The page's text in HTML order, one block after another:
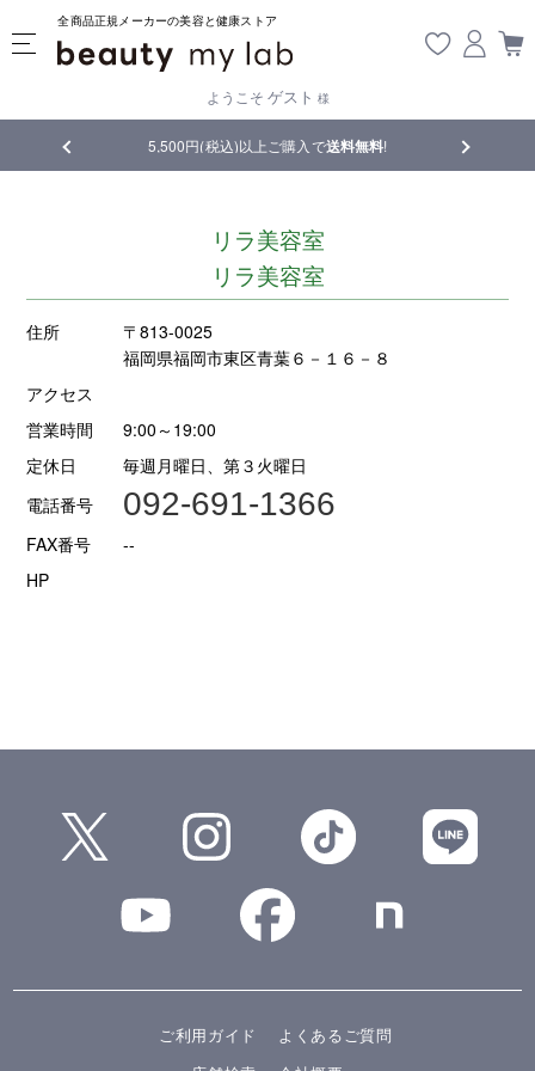
全商品正規メーカーの美容と健康ストア
ようこそ ゲスト 様
5,500円(税込)以上ご購入で送料無料! 【重要】
リラ美容室
リラ美容室
住所
〒813-0025
福岡県福岡市東区青葉６－１６－８
アクセス
営業時間
9:00～19:00
定休日
毎週月曜日、第３火曜日
電話番号
092-691-1366
FAX番号
--
HP
ご利用ガイド
よくあるご質問